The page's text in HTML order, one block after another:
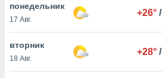
основе.
в нашей
cookie
понедельник
17 Авг.
+26° /
вторник
18 Авг.
+28° /